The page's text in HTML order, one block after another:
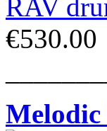
€530.00
Melodic